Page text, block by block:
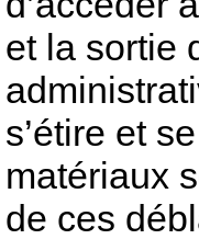
et la sortie
s’étire et
matériaux
de ces